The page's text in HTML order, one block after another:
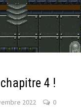
4 !
2022 0